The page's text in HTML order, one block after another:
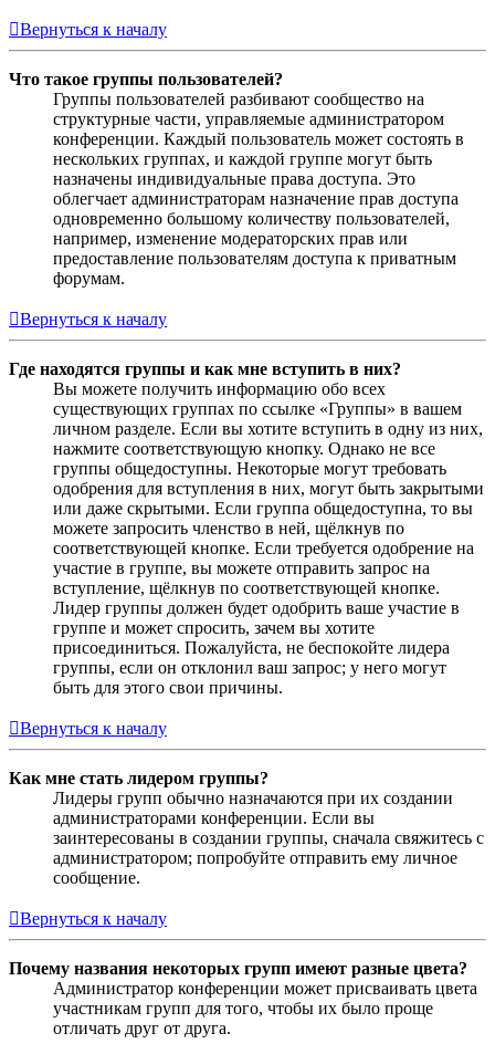
Вернуться к началу
Что такое группы пользователей?
Группы пользователей разбивают сообщество на
структурные части, управляемые администратором
конференции. Каждый пользователь может состоять в
нескольких группах, и каждой группе могут быть
назначены индивидуальные права доступа. Это
облегчает администраторам назначение прав доступа
одновременно большому количеству пользователей,
например, изменение модераторских прав или
предоставление пользователям доступа к приватным
форумам.
Вернуться к началу
Где находятся группы и как мне вступить в них?
Вы можете получить информацию обо всех
существующих группах по ссылке «Группы» в вашем
личном разделе. Если вы хотите вступить в одну из них,
нажмите соответствующую кнопку. Однако не все
группы общедоступны. Некоторые могут требовать
одобрения для вступления в них, могут быть закрытыми
или даже скрытыми. Если группа общедоступна, то вы
можете запросить членство в ней, щёлкнув по
соответствующей кнопке. Если требуется одобрение на
участие в группе, вы можете отправить запрос на
вступление, щёлкнув по соответствующей кнопке.
Лидер группы должен будет одобрить ваше участие в
группе и может спросить, зачем вы хотите
присоединиться. Пожалуйста, не беспокойте лидера
группы, если он отклонил ваш запрос; у него могут
быть для этого свои причины.
Вернуться к началу
Как мне стать лидером группы?
Лидеры групп обычно назначаются при их создании
администраторами конференции. Если вы
заинтересованы в создании группы, сначала свяжитесь с
администратором; попробуйте отправить ему личное
сообщение.
Вернуться к началу
Почему названия некоторых групп имеют разные цвета?
Администратор конференции может присваивать цвета
участникам групп для того, чтобы их было проще
отличать друг от друга.